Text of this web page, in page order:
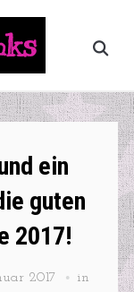
ein
guten
2017!
2017
in